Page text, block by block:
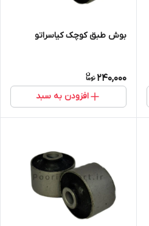
بوش طبق کوچک کیاسراتو
240,000
افزودن به سبد